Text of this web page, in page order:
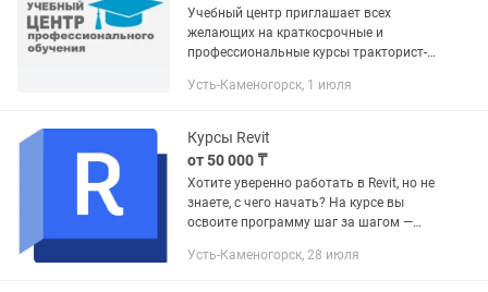
Учебный центр приглашает всех
желающих на краткосрочные и
профессиональные курсы тракторист-
(погрузчик, экскаватор, бульдозер).
Усть-Каменогорск, 1 июля
Курсы Revit
от 50 000 ₸
Хотите уверенно работать в Revit, но не
знаете, с чего начать? На курсе вы
освоите программу шаг за шагом —
теории. На курсе вы научитесь:
Усть-Каменогорск, 28 июля